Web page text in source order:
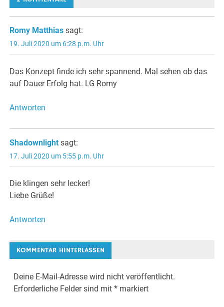
Romy Matthias sagt:
19. Juli 2020 um 6:28 p.m. Uhr
Das Konzept finde ich sehr spannend. Mal sehen ob das
auf Dauer Erfolg hat. LG Romy
Antworten
Shadownlight sagt:
17. Juli 2020 um 5:55 p.m. Uhr
Die klingen sehr lecker!
Liebe Grüße!
Antworten
KOMMENTAR HINTERLASSEN
Deine E-Mail-Adresse wird nicht veröffentlicht.
Erforderliche Felder sind mit* markiert